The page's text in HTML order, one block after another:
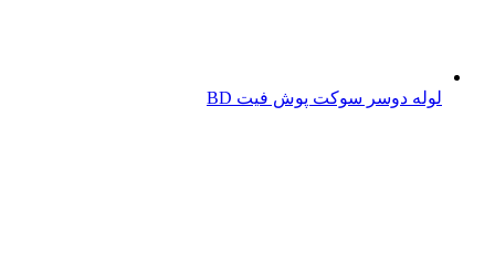
لوله دوسر سوکت پوش فیت BD